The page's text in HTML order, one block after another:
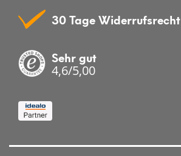
30 Tage Widerrufsrecht
Sehr gut
4,6/5,00